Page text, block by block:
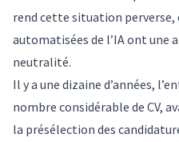
rend cette situation perverse,
automatisées de l’IA ont une
neutralité.
Il y a une dizaine d’années,
nombre considérable de CV,
la présélection des